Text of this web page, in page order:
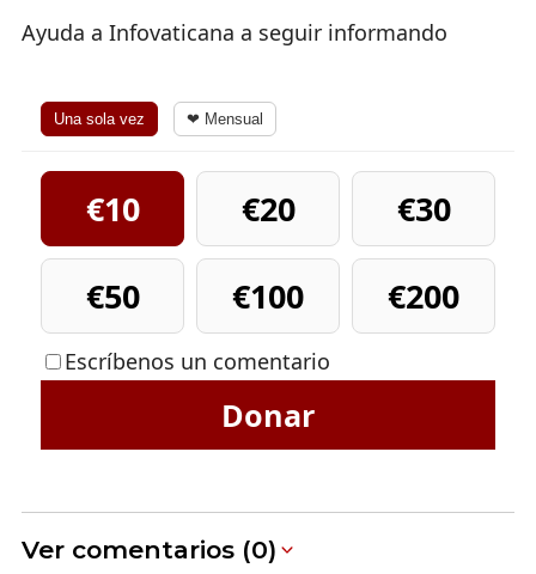
Ayuda a Infovaticana a seguir informando
Una sola vez ❤ Mensual
€10 €20
€30
€50
€100 €200
Escríbenos un comentario
Donar
Ver comentarios (0)